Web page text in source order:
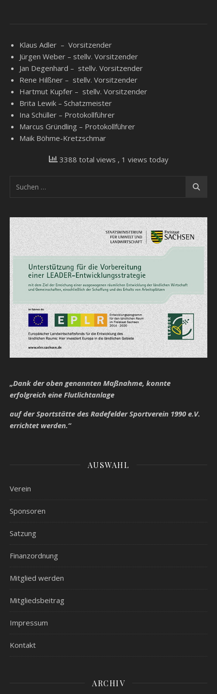
Klaus Adler – Vorsitzender
Jürgen Weber – stellv. Vorsitzender
Jan Degenhard – stellv. Vorsitzender
Rene Hilßner – stellv. Vorsitzender
Hartmut Kupfer – stellv. Vorsitzender
Brita Lewik – Schatzmeister
Ina Schüller – Protokollführer
Marcus Gründling – Protokollführer
Maik Böhme-Kretzschmar
3388 total views , 1 views today
„Dank der oben genannten Maßnahme, konnte
erfolgreich eine Flutlichtanlage
auf der Sportstätte des Radefelder Sportverein 1990 e.V.
errichtet werden.“
AUSWAHL
Verein
Sponsoren
Satzung
Finanzordnung
Mitglied werden
Mitgliedsbeitrag
Impressum
Kontakt
ARCHIV